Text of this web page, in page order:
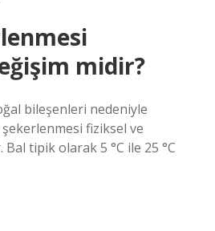
midir?
bileşenleri nedeniyle
fiziksel ve
tipik olarak 5 °C ile 25 °C